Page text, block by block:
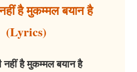
है मुकम्मल बयान है
(Lyrics)
नहीं है मुकम्मल बयान है